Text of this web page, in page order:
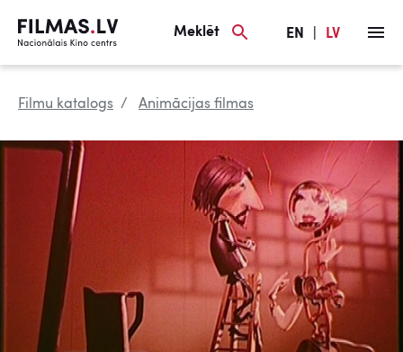
Meklēt EN LV
Filmu katalogs Animācijas filmas